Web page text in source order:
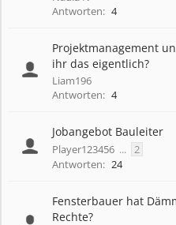
Antworten: 4
Projektmanagement
ihr das eigentlich?
Liam196
Antworten: 4
Jobangebot Bauleiter
Player123456 ... 2
Antworten: 24
Fensterbauer hat
Rechte?